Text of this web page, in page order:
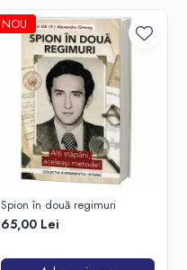
NOU
Spion în două regimuri
65,00 Lei